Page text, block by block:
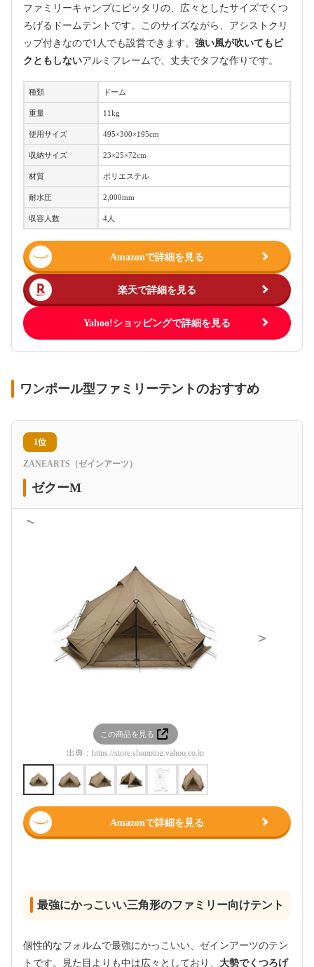
ファミリーキャンプにピッタリの、広々としたサイズでくつ
ろげるドームテントです。このサイズながら、アシストクリ
ップ付きなので1人でも設営できます。 強い風が吹いてもビ
クともしないアルミフレームで、丈夫でタフな作りです。
種類 ドーム
重量 11kg
使用サイズ 495×300×195cm
収納サイズ 23×25×72cm
材質 ポリエステル
耐水圧 2,000mm
収容人数 4人
Amazonで詳細を見る
楽天で詳細を見る
Yahoo!ショッピングで詳細を見る
ワンポール型ファミリーテントのおすすめ
1位
ZANEARTS（ゼインアーツ）
ゼクーM
＜
この商品を見る
出典： https://store.shopping.yahoo.co.jp
＞
Amazonで詳細を見る
最強にかっこいい三角形のファミリー向けテント
個性的なフォルムで最強にかっこいい、ゼインアーツのテン
トです。見た目よりも中は広々としており、 大勢でくつろげ